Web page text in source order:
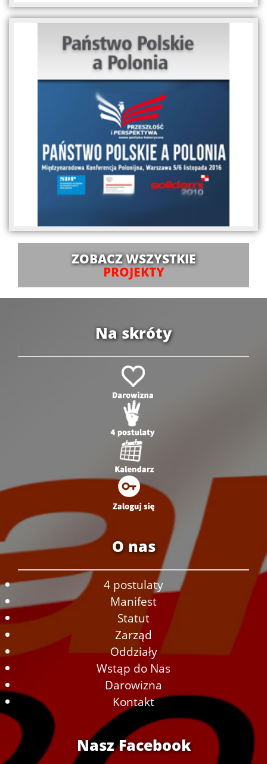
ZOBACZ WSZYSTKIE
PROJEKTY
Na skróty
O nas
4 postulaty
Manifest
Statut
Zarząd
Oddziały
Wstąp do Nas
Darowizna
Kontakt
Nasz Facebook